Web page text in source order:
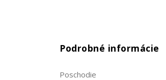
Podrobné informácie
Poschodie